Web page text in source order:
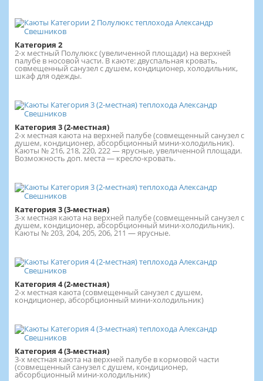
Категория 2
2-х местный Полулюкс (увеличенной площади) на верхней
палубе в носовой части. В каюте: двуспальная кровать,
совмещенный санузел с душем, кондиционер, холодильник,
шкаф для одежды.
Категория 3 (2-местная)
2-х местная каюта на верхней палубе (совмещенный санузел с
душем, кондиционер, абсорбционный мини-холодильник).
Каюты № 216, 218, 220, 222 — ярусные, увеличенной площади.
Возможность доп. места — кресло-кровать.
Категория 3 (3-местная)
3-х местная каюта на верхней палубе (совмещенный санузел с
душем, кондиционер, абсорбционный мини-холодильник).
Каюты № 203, 204, 205, 206, 211 — ярусные.
Категория 4 (2-местная)
2-х местная каюта (совмещенный санузел с душем,
кондиционер, абсорбционный мини-холодильник)
Категория 4 (3-местная)
3-х местная каюта на верхней палубе в кормовой части
(совмещенный санузел с душем, кондиционер,
абсорбционный мини-холодильник)